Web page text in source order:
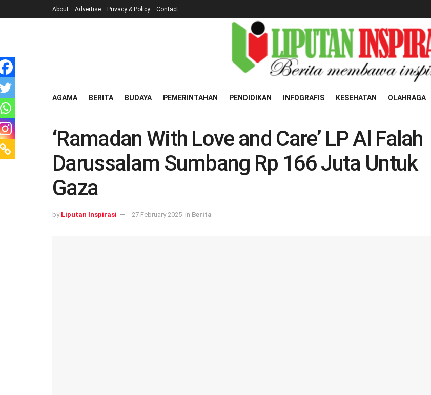
About Advertise Privacy & Policy Contact
AGAMA BERITA BUDAYA PEMERINTAHAN PENDIDIKAN INFOGRAFIS KESEHATAN OLAHRAGA
‘Ramadan With Love and Care’ LP Al Falah
Darussalam Sumbang Rp 166 Juta Untuk
Gaza
by Liputan Inspirasi 27 February 2025 in Berita